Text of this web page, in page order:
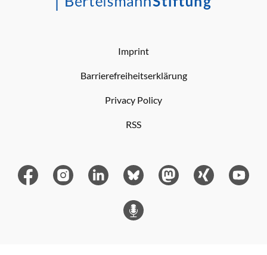
Imprint
Barrierefreiheitserklärung
Privacy Policy
RSS